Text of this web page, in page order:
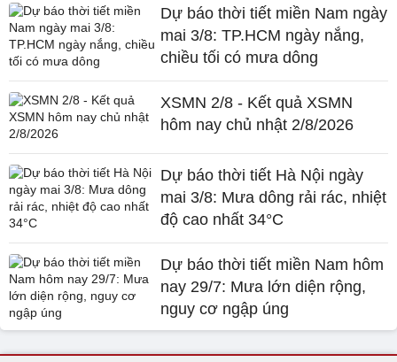
Dự báo thời tiết miền Nam ngày
mai 3/8: TP.HCM ngày nắng,
chiều tối có mưa dông
XSMN 2/8 - Kết quả XSMN
hôm nay chủ nhật 2/8/2026
Dự báo thời tiết Hà Nội ngày
mai 3/8: Mưa dông rải rác, nhiệt
độ cao nhất 34°C
Dự báo thời tiết miền Nam hôm
nay 29/7: Mưa lớn diện rộng,
nguy cơ ngập úng